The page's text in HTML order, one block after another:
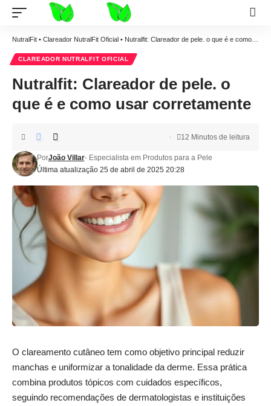
NutralFit • Clareador NutralFit Oficial • Nutralfit: Clareador de pele. o que é e como usar corretamente
CLAREADOR NUTRALFIT OFICIAL
Nutralfit: Clareador de pele. o
que é e como usar corretamente
Última atualização 25 de abril de 2025 20:28
PorJoão Villar- Especialista em Produtos para a Pele
12 Minutos de leitura
O clareamento cutâneo tem como objetivo principal reduzir
manchas e uniformizar a tonalidade da derme. Essa prática
combina produtos tópicos com cuidados específicos,
seguindo recomendações de dermatologistas e instituições